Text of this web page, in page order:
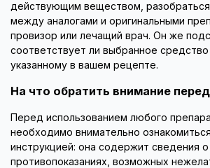
действующим веществом, разобраться
между аналогами и оригинальными
провизор или лечащий врач. Он же
соответствует ли выбранное средство
указанному в вашем рецепте.
На что обратить внимание
Перед использованием любого
необходимо внимательно
инструкцией: она содержит сведения о
противопоказаниях, возможных